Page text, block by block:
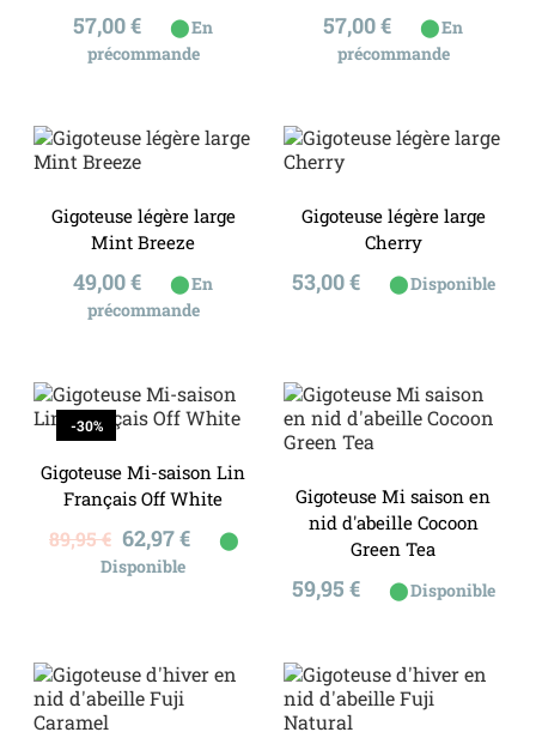
Prix
57,00 € ⬤En
précommande
Prix
57,00 € ⬤En
précommande
Gigoteuse légère large
Mint Breeze
Prix
49,00 € ⬤En
précommande
Gigoteuse légère large
Cherry
Prix
53,00 € ⬤Disponible
Gigoteuse Mi-saison Lin
Français Off White
Prix
89,95 €
-30%
Prix
62,97 € ⬤
Disponible
Gigoteuse Mi saison en
nid d'abeille Cocoon
Green Tea
Prix
59,95 € ⬤Disponible